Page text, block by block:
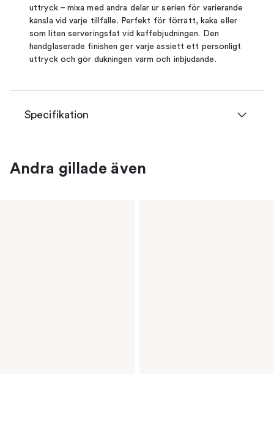
uttryck – mixa med andra delar ur serien för varierande
känsla vid varje tillfälle. Perfekt för förrätt, kaka eller
som liten serveringsfat vid kaffebjudningen. Den
handglaserade finishen ger varje assiett ett personligt
uttryck och gör dukningen varm och inbjudande.
Specifikation
Andra gillade även